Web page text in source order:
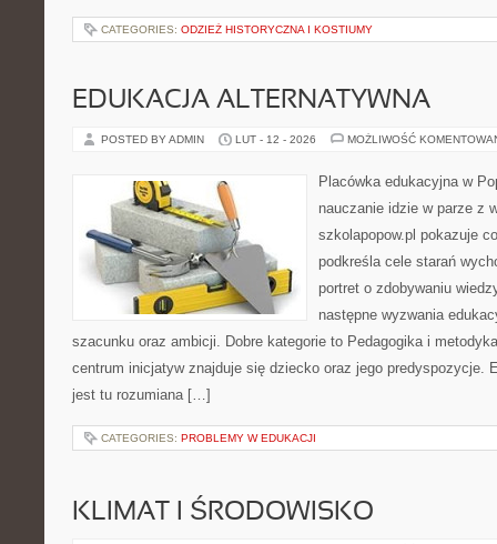
CATEGORIES: ODZIEŻ HISTORYCZNA I KOSTIUMY
EDUKACJA ALTERNATYWNA
POSTED BY ADMIN LUT - 12 - 2026 MOŻLIWOŚĆ
Placówka edukacyjna w
nauczanie idzie w parze z
szkolapopow.pl pokazuje
podkreśla cele starań
portret o zdobywaniu
następne wyzwania
szacunku oraz ambicji. Dobre kategorie to Pedagogika i
centrum inicjatyw znajduje się dziecko oraz jego predyspozycje.
jest tu rozumiana […]
CATEGORIES: PROBLEMY W EDUKACJI
KLIMAT I ŚRODOWISKO